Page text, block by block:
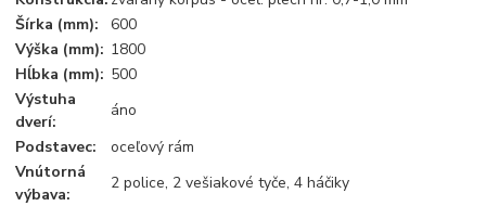
Šírka (mm):
600
Výška (mm): 1800
Hĺbka (mm): 500
Výstuha
dverí:
áno
Podstavec:
oceľový rám
Vnútorná
výbava:
2 police, 2 vešiakové tyče, 4 háčiky